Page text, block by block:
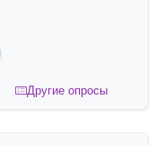
Другие опросы